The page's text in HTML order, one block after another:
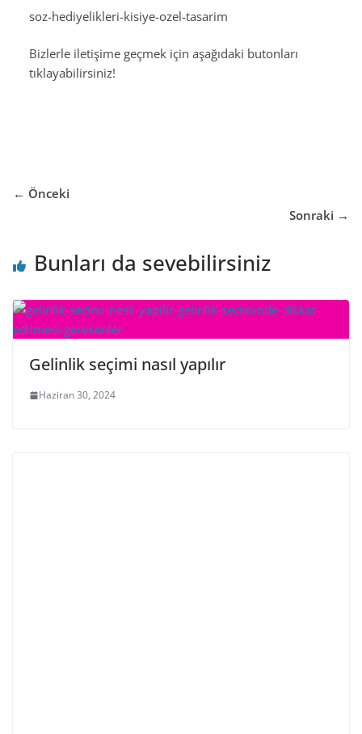
soz-hediyelikleri-kisiye-ozel-tasarim
Bizlerle iletişime geçmek için aşağıdaki butonları
tıklayabilirsiniz!
← Önceki
Sonraki →
Bunları da sevebilirsiniz
Gelinlik seçimi nasıl yapılır
Haziran 30, 2024